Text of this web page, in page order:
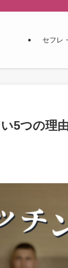
セフレ
5つの理